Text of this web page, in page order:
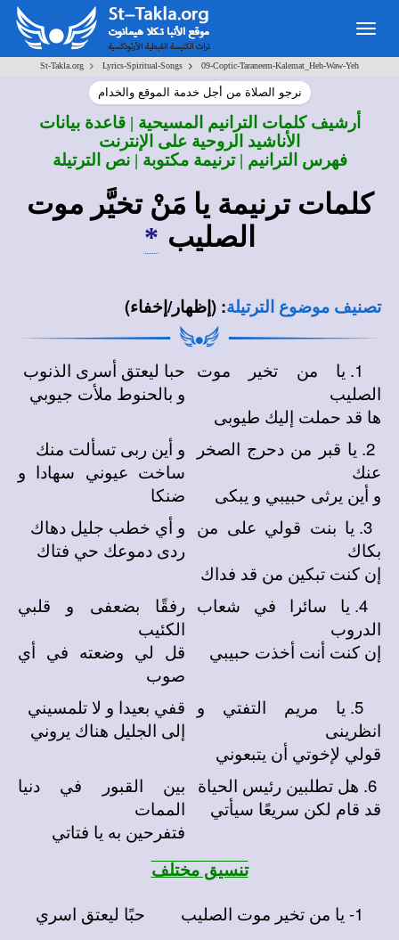
St-Takla.org > Lyrics-Spiritual-Songs > 09-Coptic-Taraneem-Kalemat_Heh-Waw-Yeh
نرجو الصلاة من أجل خدمة الموقع والخدام
أرشيف كلمات الترانيم المسيحية | قاعدة بيانات
الأناشيد الروحية على الإنترنت
فهرس الترانيم | ترنيمة مكتوبة | نص الترتيلة
كلمات ترنيمة يا مَنْ تخيَّر موت
الصليب *
تصنيف موضوع الترتيلة: (إظهار/إخفاء)
1. يا من تخير موت
الصليب
ها قد حملت إليك طيوبى
حبا ليعتق أسرى الذنوب
و بالحنوط ملأت جيوبي
2. يا قبر من دحرج الصخر
عنك
و أين يرثى حبيبي و يبكى
و أين ربى تسألت منك
ساخت عيوني سهادا و
ضنكا
3. يا بنت قولي على من
بكاك
إن كنت تبكين من قد فداك
و أي خطب جليل دهاك
ردى دموعك حي فتاك
4. يا سائرا في شعاب
الدروب
إن كنت أنت أخذت حبيبي
رفقًا بضعفى و قلبي
الكئيب
قل لي وضعته في أي
صوب
5. يا مريم التفتي و
انظرينى
قولي لإخوتي أن يتبعوني
قفي بعيدا و لا تلمسيني
إلى الجليل هناك يروني
قد قام لكن سريعًا سيأتي
بين القبور في دنيا
الممات
فتفرحين به يا فتاتي
تنسيق مختلف
1- يا من تخير موت الصليب حبًا ليعتق اسري